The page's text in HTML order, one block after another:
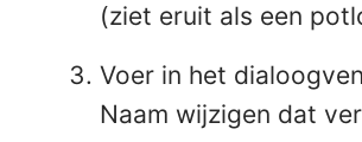
(ziet eruit als een
Voer in het
Naam wijzigen dat